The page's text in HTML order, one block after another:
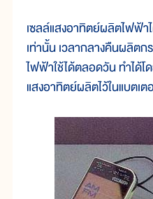
เซลล์แสงอาทิตย์ผลิตไฟฟ้า
เท่านั้น เวลากลางคืนผลิตก
ไฟฟ้าใช้ได้ตลอดวัน ทำได้
แสงอาทิตย์ผลิตไว้ในแบตเ